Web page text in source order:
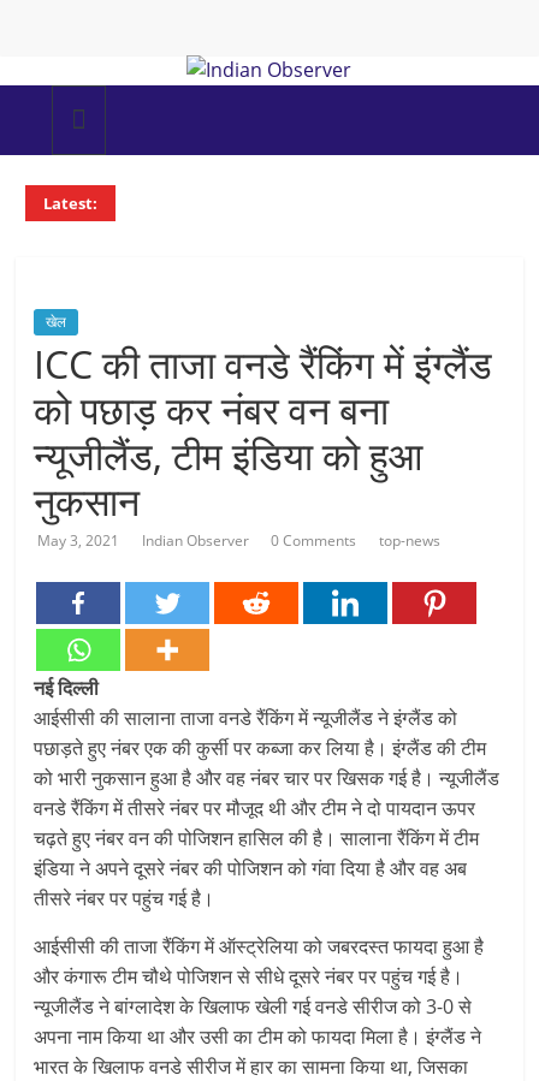
Indian
Observer
Latest:
खेल
ICC की ताजा वनडे रैंकिंग में इंग्लैंड
को पछाड़ कर नंबर वन बना
न्यूजीलैंड, टीम इंडिया को हुआ
नुकसान
May 3, 2021 Indian Observer 0 Comments top-news
नई दिल्ली
आईसीसी की सालाना ताजा वनडे रैंकिंग में न्यूजीलैंड ने इंग्लैंड को
पछाड़ते हुए नंबर एक की कुर्सी पर कब्जा कर लिया है। इंग्लैंड की टीम
को भारी नुकसान हुआ है और वह नंबर चार पर खिसक गई है। न्यूजीलैंड
वनडे रैंकिंग में तीसरे नंबर पर मौजूद थी और टीम ने दो पायदान ऊपर
चढ़ते हुए नंबर वन की पोजिशन हासिल की है। सालाना रैंकिंग में टीम
इंडिया ने अपने दूसरे नंबर की पोजिशन को गंवा दिया है और वह अब
तीसरे नंबर पर पहुंच गई है।
आईसीसी की ताजा रैंकिंग में ऑस्ट्रेलिया को जबरदस्त फायदा हुआ है
और कंगारू टीम चौथे पोजिशन से सीधे दूसरे नंबर पर पहुंच गई है।
न्यूजीलैंड ने बांग्लादेश के खिलाफ खेली गई वनडे सीरीज को 3-0 से
अपना नाम किया था और उसी का टीम को फायदा मिला है। इंग्लैंड ने
भारत के खिलाफ वनडे सीरीज में हार का सामना किया था, जिसका